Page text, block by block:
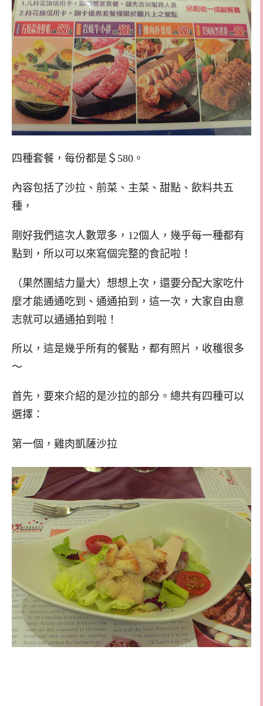
四種套餐，每份都是＄ 580 。
內容包括了沙拉、前菜、主菜、甜點、飲料共五
種，
剛好我們這次人數眾多， 12個人，幾乎每一種都有
點到，所以可以來寫個完整的食記啦！
（果然團結力量大）想想上次，還要分配大家吃什
麼才能通通吃到、通通拍到，這一次，大家自由意
志就可以通通拍到啦！
所以，這是幾乎所有的餐點，都有照片，收穫很多
～
首先，要來介紹的是沙拉的部分。總共有四種可以
選擇：
第一個，雞肉凱薩沙拉